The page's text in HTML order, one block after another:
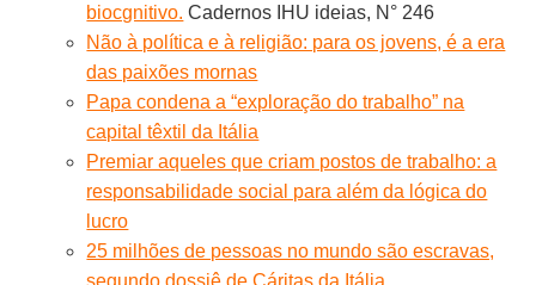
biocgnitivo. Cadernos IHU ideias, N° 246
Não à política e à religião: para os jovens, é a era
das paixões mornas
Papa condena a “exploração do trabalho” na
capital têxtil da Itália
Premiar aqueles que criam postos de trabalho: a
responsabilidade social para além da lógica do
lucro
25 milhões de pessoas no mundo são escravas,
segundo dossiê de Cáritas da Itália